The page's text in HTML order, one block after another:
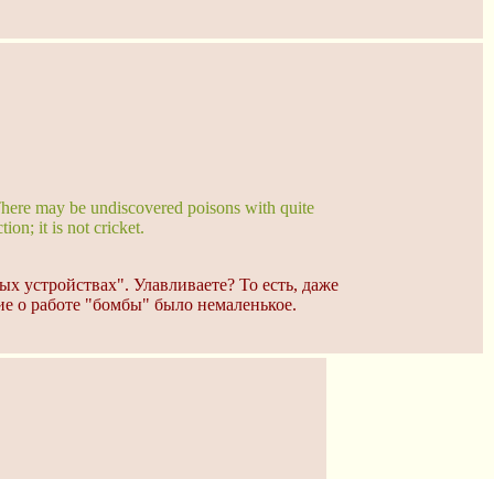
may be undiscovered poisons with quite
it is not cricket.
устройствах". Улавливаете? То есть, даже
о работе "бомбы" было немаленькое.